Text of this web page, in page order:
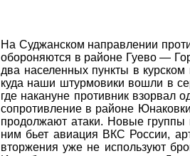
На Суджанском направлении
обороняются в районе Гуево —
два населенных пункты в
куда наши штурмовики вошли в
где накануне противник взорвал
сопротивление в районе
продолжают атаки. Новые
ним бьет авиация ВКС России,
вторжения уже не используют